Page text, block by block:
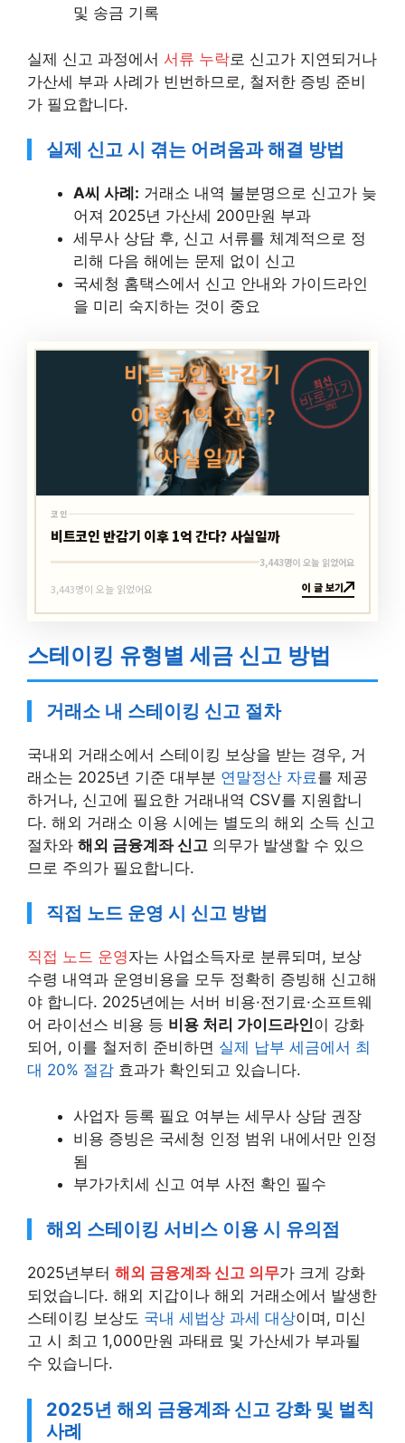
및 송금 기록
실제 신고 과정에서 서류 누락로 신고가 지연되거나
가산세 부과 사례가 빈번하므로, 철저한 증빙 준비
가 필요합니다.
실제 신고 시 겪는 어려움과 해결 방법
A씨 사례: 거래소 내역 불분명으로 신고가 늦
어져 2025년 가산세 200만원 부과
세무사 상담 후, 신고 서류를 체계적으로 정
리해 다음 해에는 문제 없이 신고
국세청 홈택스에서 신고 안내와 가이드라인
을 미리 숙지하는 것이 중요
최신
바로가기
코인
코인
비트코인 반감기 이후 1억 간다? 사실일까
3,443명이 오늘 읽었어요
3,443명이 오늘 읽었어요 이 글 보기
스테이킹 유형별 세금 신고 방법
거래소 내 스테이킹 신고 절차
국내외 거래소에서 스테이킹 보상을 받는 경우, 거
래소는 2025년 기준 대부분 연말정산 자료를 제공
하거나, 신고에 필요한 거래내역 CSV를 지원합니
다. 해외 거래소 이용 시에는 별도의 해외 소득 신고
절차와 해외 금융계좌 신고 의무가 발생할 수 있으
므로 주의가 필요합니다.
직접 노드 운영 시 신고 방법
직접 노드 운영자는 사업소득자로 분류되며, 보상
수령 내역과 운영비용을 모두 정확히 증빙해 신고해
야 합니다. 2025년에는 서버 비용·전기료·소프트웨
어 라이선스 비용 등 비용 처리 가이드라인이 강화
되어, 이를 철저히 준비하면 실제 납부 세금에서 최
대 20% 절감 효과가 확인되고 있습니다.
사업자 등록 필요 여부는 세무사 상담 권장
비용 증빙은 국세청 인정 범위 내에서만 인정
됨
부가가치세 신고 여부 사전 확인 필수
해외 스테이킹 서비스 이용 시 유의점
2025년부터 해외 금융계좌 신고 의무가 크게 강화
되었습니다. 해외 지갑이나 해외 거래소에서 발생한
스테이킹 보상도 국내 세법상 과세 대상이며, 미신
고 시 최고 1,000만원 과태료 및 가산세가 부과될
수 있습니다.
2025년 해외 금융계좌 신고 강화 및 벌칙
사례